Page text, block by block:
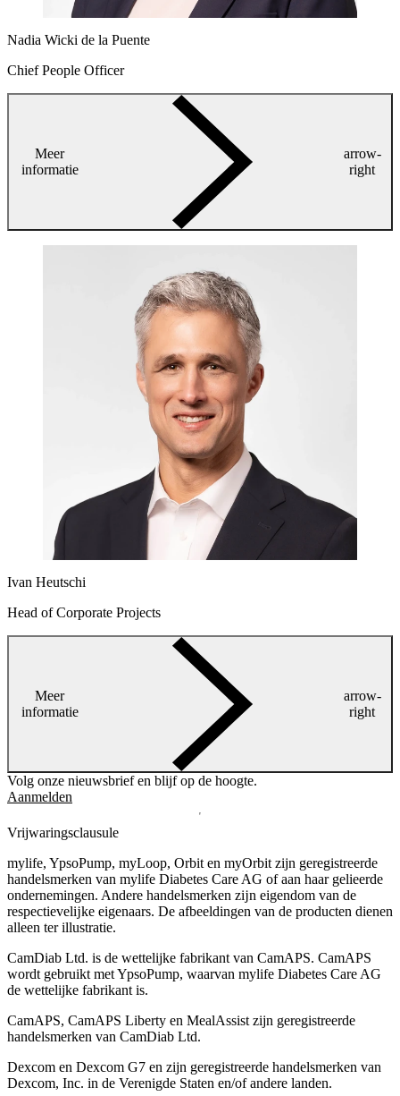
Nadia Wicki de la Puente
Chief People Officer
Meer
informatie
arrow-
right
Ivan Heutschi
Head of Corporate Projects
Meer
informatie
arrow-
right
Volg onze nieuwsbrief en blijf op de hoogte.
Aanmelden
Vrijwaringsclausule
mylife, YpsoPump, myLoop, Orbit en myOrbit zijn geregistreerde
handelsmerken van mylife Diabetes Care AG of aan haar gelieerde
ondernemingen. Andere handelsmerken zĳn eigendom van de
respectievelĳke eigenaars. De afbeeldingen van de producten dienen
alleen ter illustratie.
CamDiab Ltd. is de wettelijke fabrikant van CamAPS. CamAPS
wordt gebruikt met YpsoPump, waarvan mylife Diabetes Care AG
de wettelijke fabrikant is.
CamAPS, CamAPS Liberty en MealAssist zijn geregistreerde
handelsmerken van CamDiab Ltd.
Dexcom en Dexcom G7 en zijn geregistreerde handelsmerken van
Dexcom, Inc. in de Verenigde Staten en/of andere landen.